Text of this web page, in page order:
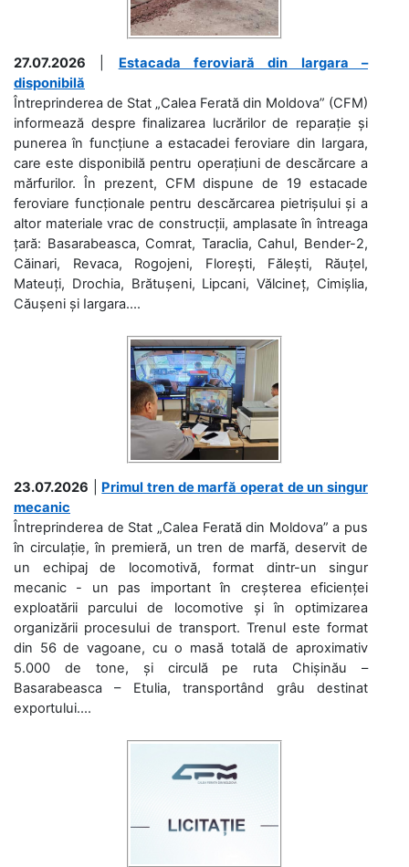
27.07.2026
Estacada feroviară din Iargara –
disponibilă
Întreprinderea de Stat „Calea Ferată din Moldova” (CFM)
informează despre finalizarea lucrărilor de reparație și
punerea în funcțiune a estacadei feroviare din Iargara,
care este disponibilă pentru operațiuni de descărcare a
mărfurilor. În prezent, CFM dispune de 19 estacade
feroviare funcționale pentru descărcarea pietrișului și a
altor materiale vrac de construcții, amplasate în întreaga
țară: Basarabeasca, Comrat, Taraclia, Cahul, Bender-2,
Căinari, Revaca, Rogojeni, Florești, Fălești, Răuțel,
Mateuți, Drochia, Brătușeni, Lipcani, Vălcineț, Cimișlia,
Căușeni și Iargara....
23.07.2026
Primul tren de marfă operat de un singur
mecanic
Întreprinderea de Stat „Calea Ferată din Moldova” a pus
în circulație, în premieră, un tren de marfă, deservit de
un echipaj de locomotivă, format dintr-un singur
mecanic - un pas important în creșterea eficienței
exploatării parcului de locomotive și în optimizarea
organizării procesului de transport. Trenul este format
din 56 de vagoane, cu o masă totală de aproximativ
5.000 de tone, și circulă pe ruta Chișinău –
Basarabeasca – Etulia, transportând grâu destinat
exportului....